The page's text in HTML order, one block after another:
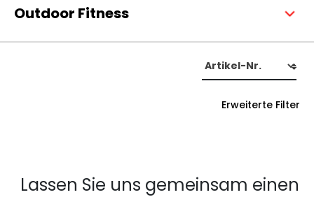
Outdoor Fitness
Erweiterte Filter
Lassen Sie uns gemeinsam einen